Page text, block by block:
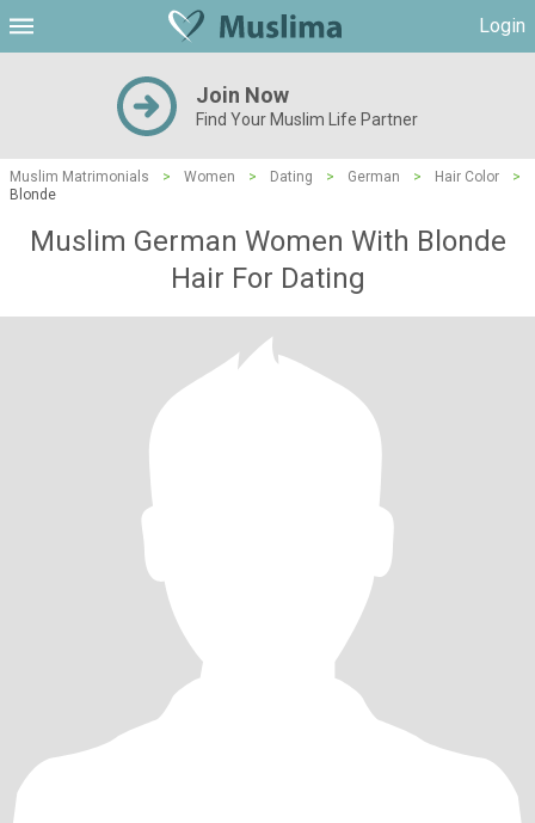
Login
Join Now
Find Your Muslim Life Partner
Muslim Matrimonials > Women > Dating > German > Hair Color
>
Blonde
Muslim German Women With Blonde
Hair For Dating